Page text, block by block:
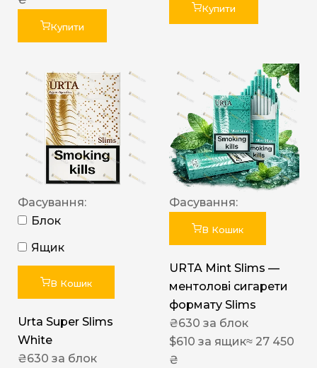
Купити
Купити
Фасування:
Блок
Ящик
В Кошик
Urta Super Slims
White
₴630 за блок
Фасування:
В Кошик
URTA Mint Slims —
ментолові сигарети
формату Slims
₴630 за блок
$610 за ящик≈ 27 450
₴